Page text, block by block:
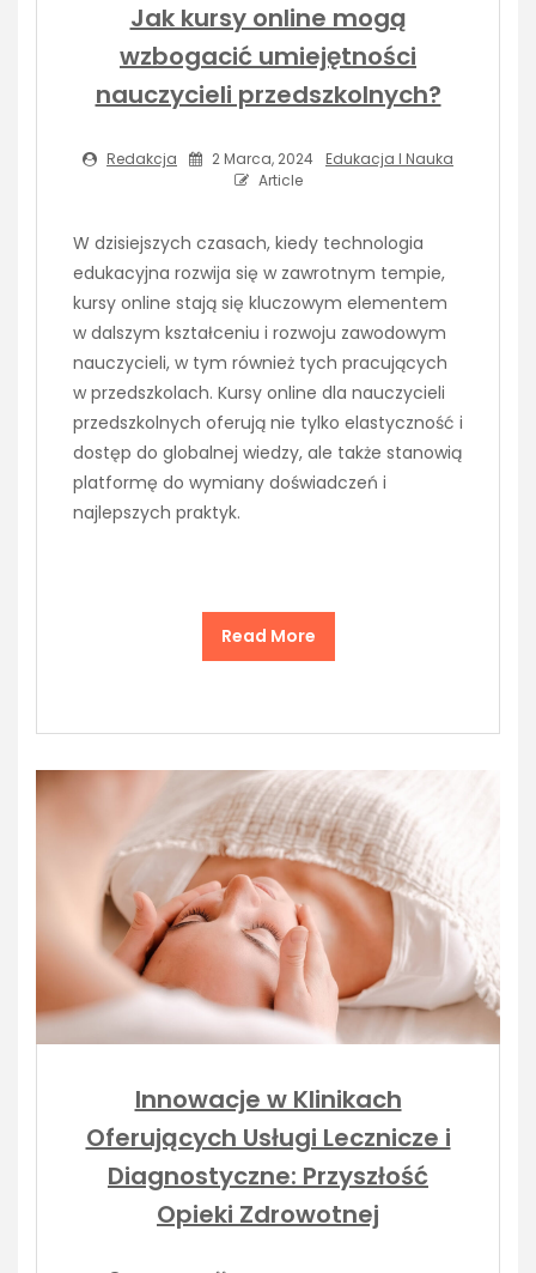
Jak kursy online mogą
wzbogacić umiejętności
nauczycieli przedszkolnych?
Redakcja 2 Marca, 2024
Edukacja I Nauka
Article
W dzisiejszych czasach, kiedy technologia
edukacyjna rozwija się w zawrotnym tempie,
kursy online stają się kluczowym elementem
w dalszym kształceniu i rozwoju zawodowym
nauczycieli, w tym również tych pracujących
w przedszkolach. Kursy online dla nauczycieli
przedszkolnych oferują nie tylko elastyczność i
dostęp do globalnej wiedzy, ale także stanowią
platformę do wymiany doświadczeń i
najlepszych praktyk.
Read More
Innowacje w Klinikach
Oferujących Usługi Lecznicze i
Diagnostyczne: Przyszłość
Opieki Zdrowotnej